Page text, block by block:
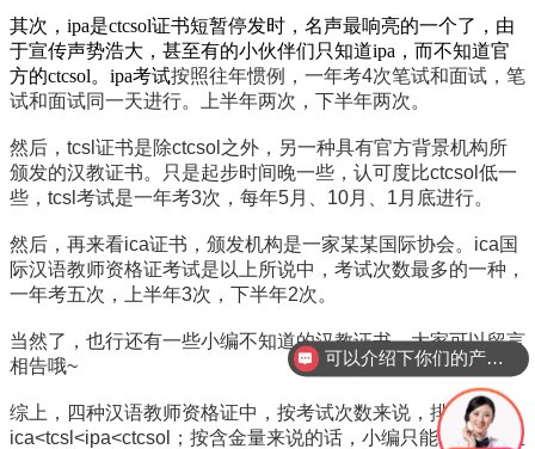
其次，ipa是ctcsol证书短暂停发时，名声最响亮的一个了，由
于宣传声势浩大，甚至有的小伙伴们只知道ipa，而不知道官
方的ctcsol。ipa考试按照往年惯例，一年考4次笔试和面试，笔
试和面试同一天进行。上半年两次，下半年两次。
然后，tcsl证书是除ctcsol之外，另一种具有官方背景机构所
颁发的汉教证书。只是起步时间晚一些，认可度比ctcsol低一
些，tcsl考试是一年考3次， 每年5月、10月、1月底进行。
然后，再来看ica证书，颁发机构是一家某某国际协会。ica国
际汉语教师资格证考试是以上所说中，考试次数最多的一种，
一年考五次，上半年3次，下半年2次。
当然了，也行还有一些小编不知道的汉教证书，大家可以留言
相告哦~
综上，四种汉语教师资格证中，按考试次数来说，排名是
ica<tcsl<ipa<ctcsol；按含金量来说的话，小编只能说ctcsol业
可以介绍下你们的产品么？